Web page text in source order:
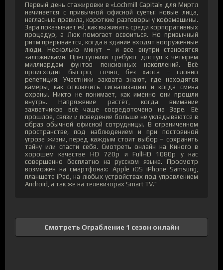
Первый день стажировки в «Lochmill Capital» для Миртл
начинается с привычной офисной суеты: новые лица,
негласные правила, короткие разговоры у кофемашины.
Зара показывает ей, как выживать среди корпоративных
процедур, а Люк помогает освоиться. Но привычный
ритм прерывается, когда в здание входят вооружённые
люди. Несколько минут – и все внутри становятся
заложниками. Преступники требуют доступ к четырём
миллиардам фунтов пенсионных накоплений. Всё
происходит быстро, точно, без хаоса – словно
репетиция. Участники захвата знают, где находятся
камеры, как отключить сигнализацию и когда смена
охраны. Никто не понимает, как именно они прошли
внутрь. Напряжение растёт, когда внимание
захватчиков всё чаще сосредоточено на Заре. Её
прошлое, связи и поведение больше не укладываются в
образ обычной офисной сотрудницы. В ограниченном
пространстве, под наблюдением и при постоянной
угрозе жизни, перед каждым стоит выбор – сохранить
тайну или спасти себя. Смотреть онлайн на Киного в
хорошем качестве HD 720p и FullHD 1080p у нас
совершенно бесплатно на русском языке. Просмотр
возможен на смартфонах: Apple iOS iPhone Samsung,
планшете iPad, на любых устройствах под управлением
Android, а так же на телевизорах Smart TV."
Смотреть Ограбление 1 сезон онлайн